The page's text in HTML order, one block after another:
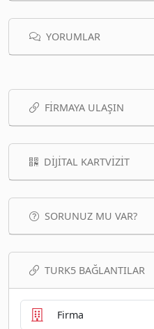
YORUMLAR
FIRMAYA ULAŞIN
DIJITAL KARTVIZIT
SORUNUZ MU VAR?
TURK5 BAĞLANTILAR
Firma